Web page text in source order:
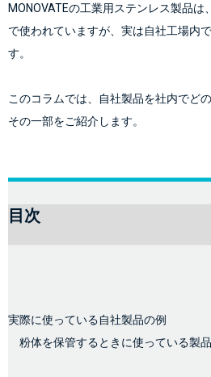
MONOVATEの工業用ステンレス製品
で使われていますが、実は自社工場内
す。
このコラムでは、自社製品を社内でど
その一部をご紹介します。
目次
実際に使っている自社製品の例
粉体を保管するときに使っている製品